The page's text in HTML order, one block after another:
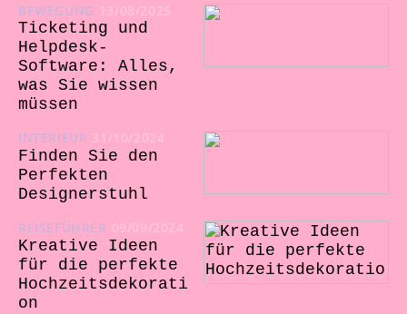
BEWEGUNG 13/08/2025
Ticketing und
Helpdesk-
Software: Alles,
was Sie wissen
müssen
INTERIEUR 31/10/2024
Finden Sie den
Perfekten
Designerstuhl
REISEFÜHRER 09/09/2024
Kreative Ideen
für die perfekte
Hochzeitsdekorati
on